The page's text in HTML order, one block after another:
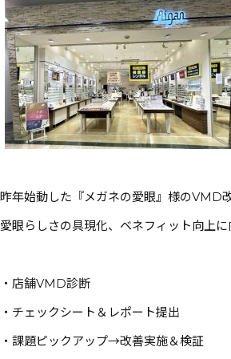
昨年始動した『メガネの愛眼』様のVMD
愛眼らしさの具現化、ベネフィット向上
・店舗VMD診断
・チェックシート＆レポート提出
・課題ピックアップ→改善実施＆検証